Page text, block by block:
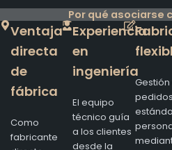
Por qué asociarse
Ventaja
directa
de
fábrica
Como
fabricante
Experiencia
en
ingeniería
El equipo
técnico guía
a los clientes
desde la
pedidos